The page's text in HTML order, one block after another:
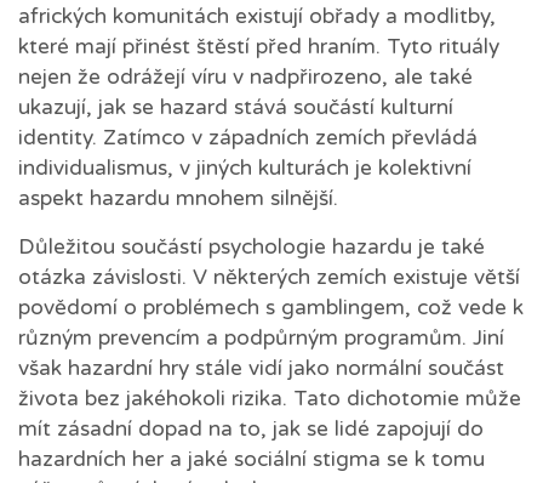
afrických komunitách existují obřady a modlitby,
které mají přinést štěstí před hraním. Tyto rituály
nejen že odrážejí víru v nadpřirozeno, ale také
ukazují, jak se hazard stává součástí kulturní
identity. Zatímco v západních zemích převládá
individualismus, v jiných kulturách je kolektivní
aspekt hazardu mnohem silnější.
Důležitou součástí psychologie hazardu je také
otázka závislosti. V některých zemích existuje větší
povědomí o problémech s gamblingem, což vede k
různým prevencím a podpůrným programům. Jiní
však hazardní hry stále vidí jako normální součást
života bez jakéhokoli rizika. Tato dichotomie může
mít zásadní dopad na to, jak se lidé zapojují do
hazardních her a jaké sociální stigma se k tomu